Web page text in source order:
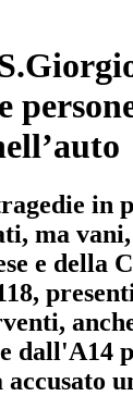
in
ma
e della
dall'A14
accusato